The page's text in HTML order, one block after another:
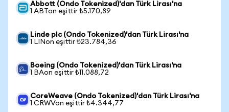
Abbott (Ondo Tokenized)'dan Türk Lirası'na
1 ABTon eşittir ₺5.170,89
Linde plc (Ondo Tokenized)'dan Türk Lirası'na
1 LINon eşittir ₺23.784,36
Boeing (Ondo Tokenized)'dan Türk Lirası'na
1 BAon eşittir ₺11.088,72
CoreWeave (Ondo Tokenized)'dan Türk Lirası'na
1 CRWVon eşittir ₺4.344,77